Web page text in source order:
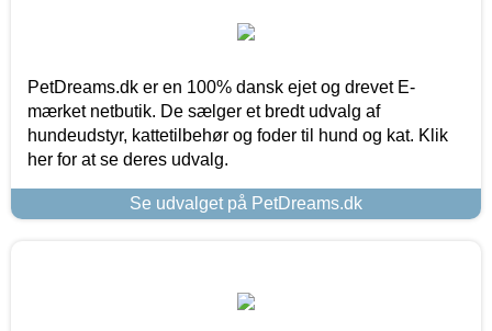
PetDreams.dk er en 100% dansk ejet og drevet E-
mærket netbutik. De sælger et bredt udvalg af
hundeudstyr, kattetilbehør og foder til hund og kat. Klik
her for at se deres udvalg.
Se udvalget på PetDreams.dk